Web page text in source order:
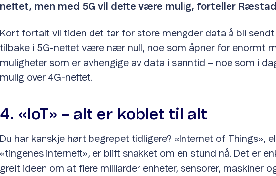
nettet, men med 5G vil dette være mulig, forteller
Kort fortalt vil tiden det tar for store mengder data å bli
tilbake i 5G-nettet være nær null, noe som åpner for enormt
muligheter som er avhengige av data i sanntid – noe som i
mulig over 4G-nettet.
4. «IoT» – alt er koblet til alt
Du har kanskje hørt begrepet tidligere? «Internet of Things»,
«tingenes internett», er blitt snakket om en stund nå. Det er
greit ideen om at flere milliarder enheter, sensorer, maskiner